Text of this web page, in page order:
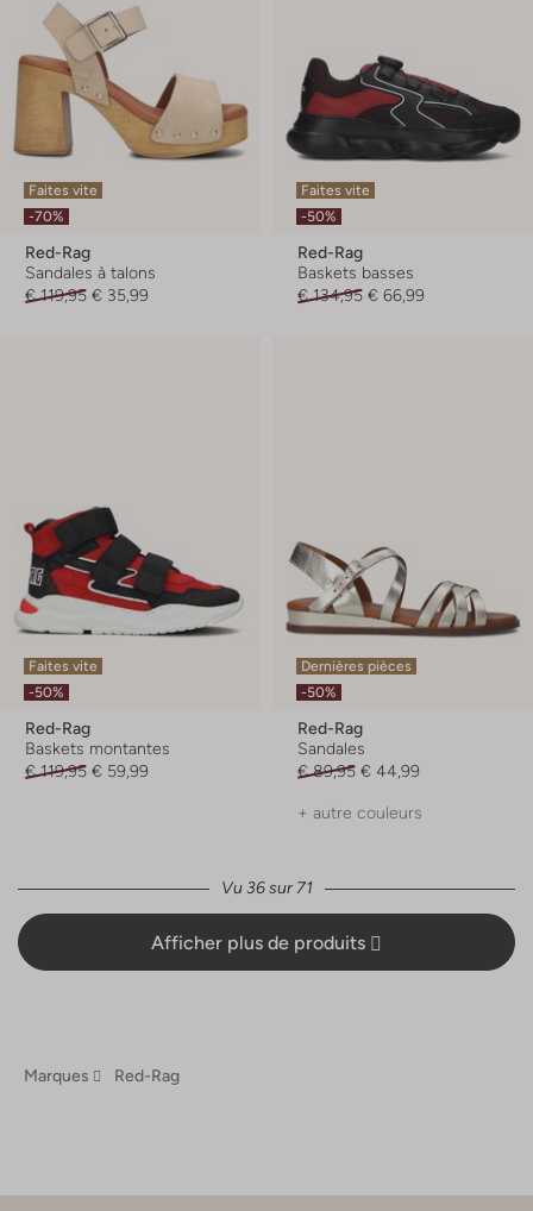
Faites vite
-70%
Red-Rag
Sandales à talons
€ 119,95 € 35,99
Faites vite
-50%
Red-Rag
Baskets basses
€ 134,95 € 66,99
Faites vite
-50%
Red-Rag
Baskets montantes
€ 119,95 € 59,99
Dernières pièces
-50%
Red-Rag
Sandales
€ 89,95 € 44,99
+ autre couleurs
Vu 36 sur 71
Afficher plus de produits
Marques Red-Rag